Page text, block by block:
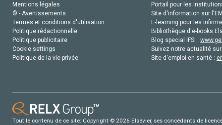
Mentions légales
© - Avertissements
Termes et conditions d'utilisation
Politique rédactionnelle
Politique publicitaire
Cookie settings
Politique de la vie privée
Portail pour les
Site d'information sur
E-learning pour les
Bibliothèque d'e-books
Blog special IFSI :
Suivez notre actualité
Site d'emploi en santé :
Tout le contenu de ce site: Copyright © 2026 Elsevier, ses concédants de